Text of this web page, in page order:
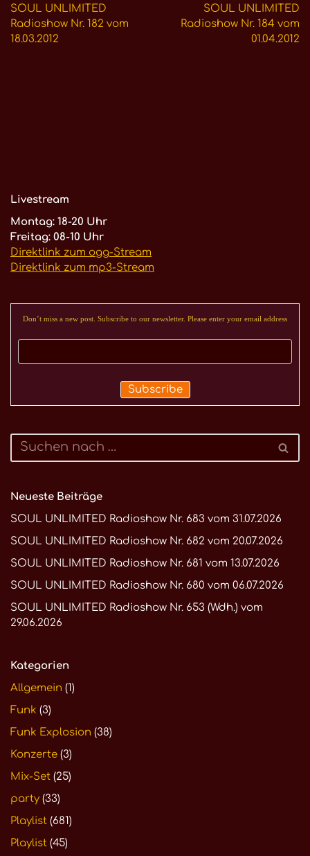
SOUL UNLIMITED
Radioshow Nr. 182 vom
18.03.2012
SOUL UNLIMITED
Radioshow Nr. 184 vom
01.04.2012
Livestream
Montag: 18-20 Uhr
Freitag: 08-10 Uhr
Direktlink zum ogg-Stream
Direktlink zum mp3-Stream
Don’t miss a new post. Subscribe to our newsletter. Please enter your email address
Neueste Beiträge
SOUL UNLIMITED Radioshow Nr. 683 vom 31.07.2026
SOUL UNLIMITED Radioshow Nr. 682 vom 20.07.2026
SOUL UNLIMITED Radioshow Nr. 681 vom 13.07.2026
SOUL UNLIMITED Radioshow Nr. 680 vom 06.07.2026
SOUL UNLIMITED Radioshow Nr. 653 (Wdh.) vom
29.06.2026
Kategorien
Allgemein (1)
Funk (3)
Funk Explosion (38)
Konzerte (3)
Mix-Set (25)
party (33)
Playlist (681)
Playlist (45)